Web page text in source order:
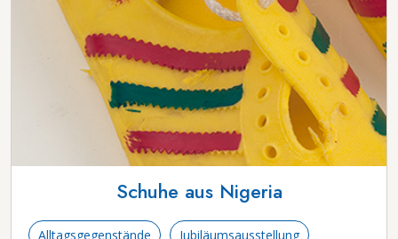
Schuhe aus Nigeria
Alltagsgegenstände Jubiläumsausstellung